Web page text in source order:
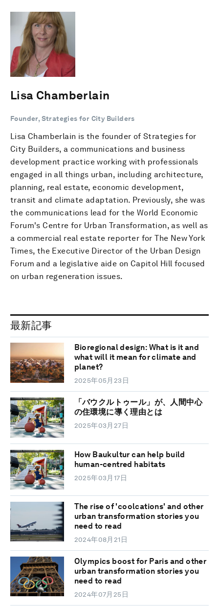
Lisa Chamberlain
Founder, Strategies for City Builders
Lisa Chamberlain is the founder of Strategies for
City Builders, a communications and business
development practice working with professionals
engaged in all things urban, including architecture,
planning, real estate, economic development,
transit and climate adaptation. Previously, she was
the communications lead for the World Economic
Forum's Centre for Urban Transformation, as well as
a commercial real estate reporter for The New York
Times, the Executive Director of the Urban Design
Forum and a legislative aide on Capitol Hill focused
on urban regeneration issues.
最新記事
Bioregional design: What is it and
what will it mean for climate and
planet?
2025年05月23日
「バウクルトゥール」が、人間中心
の住環境に導く理由とは
2025年03月27日
How Baukultur can help build
human-centred habitats
2025年03月17日
The rise of 'coolcations' and other
urban transformation stories you
need to read
2024年08月21日
Olympics boost for Paris and other
urban transformation stories you
need to read
2024年07月25日